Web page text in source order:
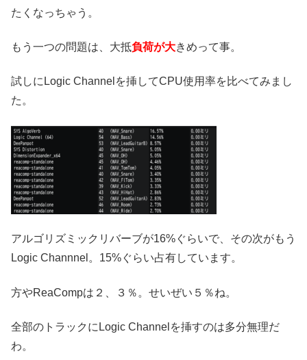
たくなっちゃう。
もう一つの問題は、大抵負荷が大きめって事。
試しにLogic Channelを挿してCPU使用率を比べてみまし
た。
アルゴリズミックリバーブが16%ぐらいで、その次がもう
Logic Channnel。15%ぐらい占有しています。
方やReaCompは２、３％。せいぜい５％ね。
全部のトラックにLogic Channelを挿すのは多分無理だ
わ。